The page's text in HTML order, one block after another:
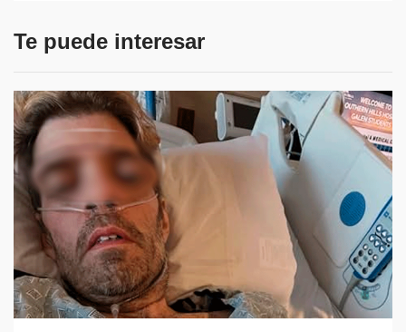
Te puede interesar